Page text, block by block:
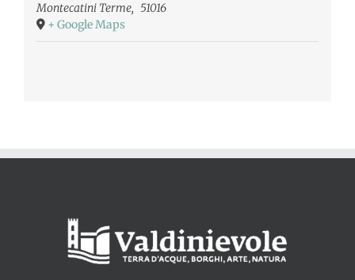
Montecatini Terme, 51016
+ Google Maps